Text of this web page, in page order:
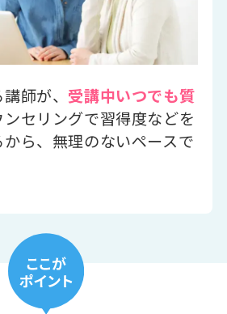
師が、 受講中いつでも質
ンセリングで習得度などを
ら、無理のないペースで